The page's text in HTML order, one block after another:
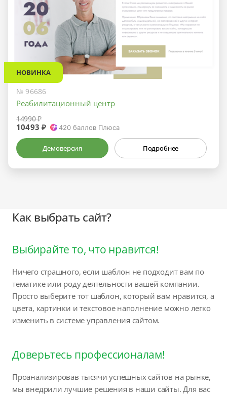
НОВИНКА
№ 96686
Реабилитационный центр
14990 ₽
10493 ₽ 420 баллов Плюса
Демоверсия Подробнее
Как выбрать сайт?
Выбирайте то, что нравится!
Ничего страшного, если шаблон не подходит вам по
тематике или роду деятельности вашей компании.
Просто выберите тот шаблон, который вам нравится, а
цвета, картинки и текстовое наполнение можно легко
изменить в системе управления сайтом.
Доверьтесь профессионалам!
Проанализировав тысячи успешных сайтов на рынке,
мы внедрили лучшие решения в наши сайты. Для вас